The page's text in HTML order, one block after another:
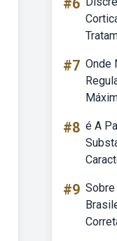
#6
#7 Onde
#8 é A
#9